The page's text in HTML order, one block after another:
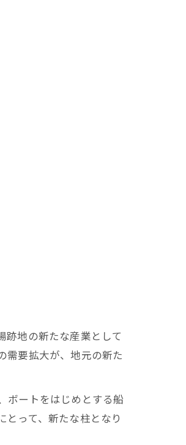
跡地の新たな産業として
需要拡大が、地元の新た
ボートをはじめとする船
って、新たな柱となり